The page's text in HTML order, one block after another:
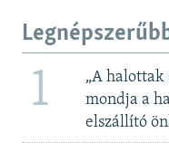
1
„A halottak
mondja a
elszállító